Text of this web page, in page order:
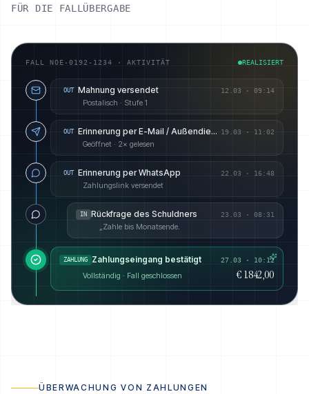
FÜR DIE FALLÜBERGABE
FALL NOE-0192-1234 · AKTIVITÄT REALISIERT
OUT Mahnung versendet 12.03 · 09:14
Postalisch · Stufe 1
OUT Erinnerung per E-Mail / Außendienst angekündigt 19.03 · 11:02
Geöffnet · 2× gelesen
OUT Erinnerung per WhatsApp 22.03 · 16:48
Zahlungslink versendet
IN Rückfrage des Schuldners 23.03 · 08:31
„Zahle bis Monatsende.
ZAHLUNG Zahlungseingang bestätigt 27.03 · 10:12
Vollständig · Fall geschlossen € 1.842,00
ÜBERWACHUNG VON ZAHLUNGEN